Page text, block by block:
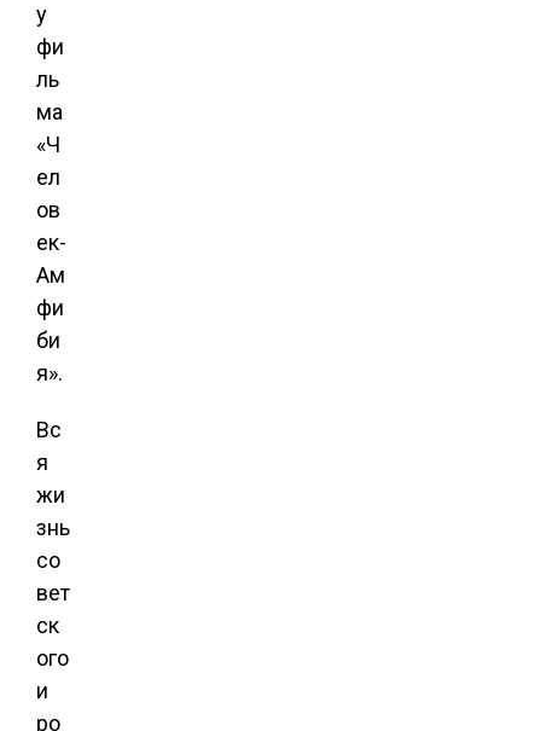
у
фи
ль
ма
«Ч
ел
ов
ек-
Ам
фи
би
я».
Вс
я
жи
знь
со
вет
ск
ого
и
ро